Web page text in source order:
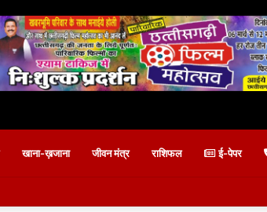
खाना-ख़जाना जीवन मंत्र राशिफल ई-पेपर